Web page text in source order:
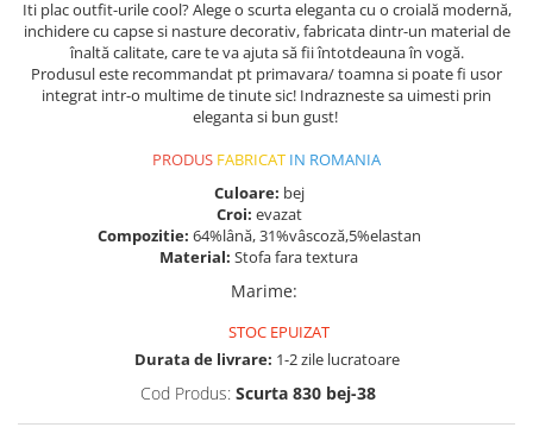
Iti plac outfit-urile cool? Alege o scurta eleganta cu o croială modernă,
inchidere cu capse si nasture decorativ, fabricata dintr-un material de
înaltă calitate, care te va ajuta să fii întotdeauna în vogă.
Produsul este recommandat pt primavara/ toamna si poate fi usor
integrat intr-o multime de tinute sic! Indrazneste sa uimesti prin
eleganta si bun gust!
PRODUS FABRICAT IN ROMANIA
Culoare: bej
Croi: evazat
Compozitie: 64%lână, 31%vâscoză,5%elastan
Material: Stofa fara textura
Marime:
STOC EPUIZAT
Durata de livrare: 1-2 zile lucratoare
Cod Produs: Scurta 830 bej-38